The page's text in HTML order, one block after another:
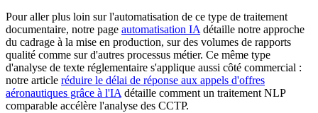
Pour aller plus loin sur l'automatisation de ce type de traitement
documentaire, notre page automatisation IA détaille notre approche
du cadrage à la mise en production, sur des volumes de rapports
qualité comme sur d'autres processus métier. Ce même type
d'analyse de texte réglementaire s'applique aussi côté commercial :
notre article réduire le délai de réponse aux appels d'offres
aéronautiques grâce à l'IA détaille comment un traitement NLP
comparable accélère l'analyse des CCTP.